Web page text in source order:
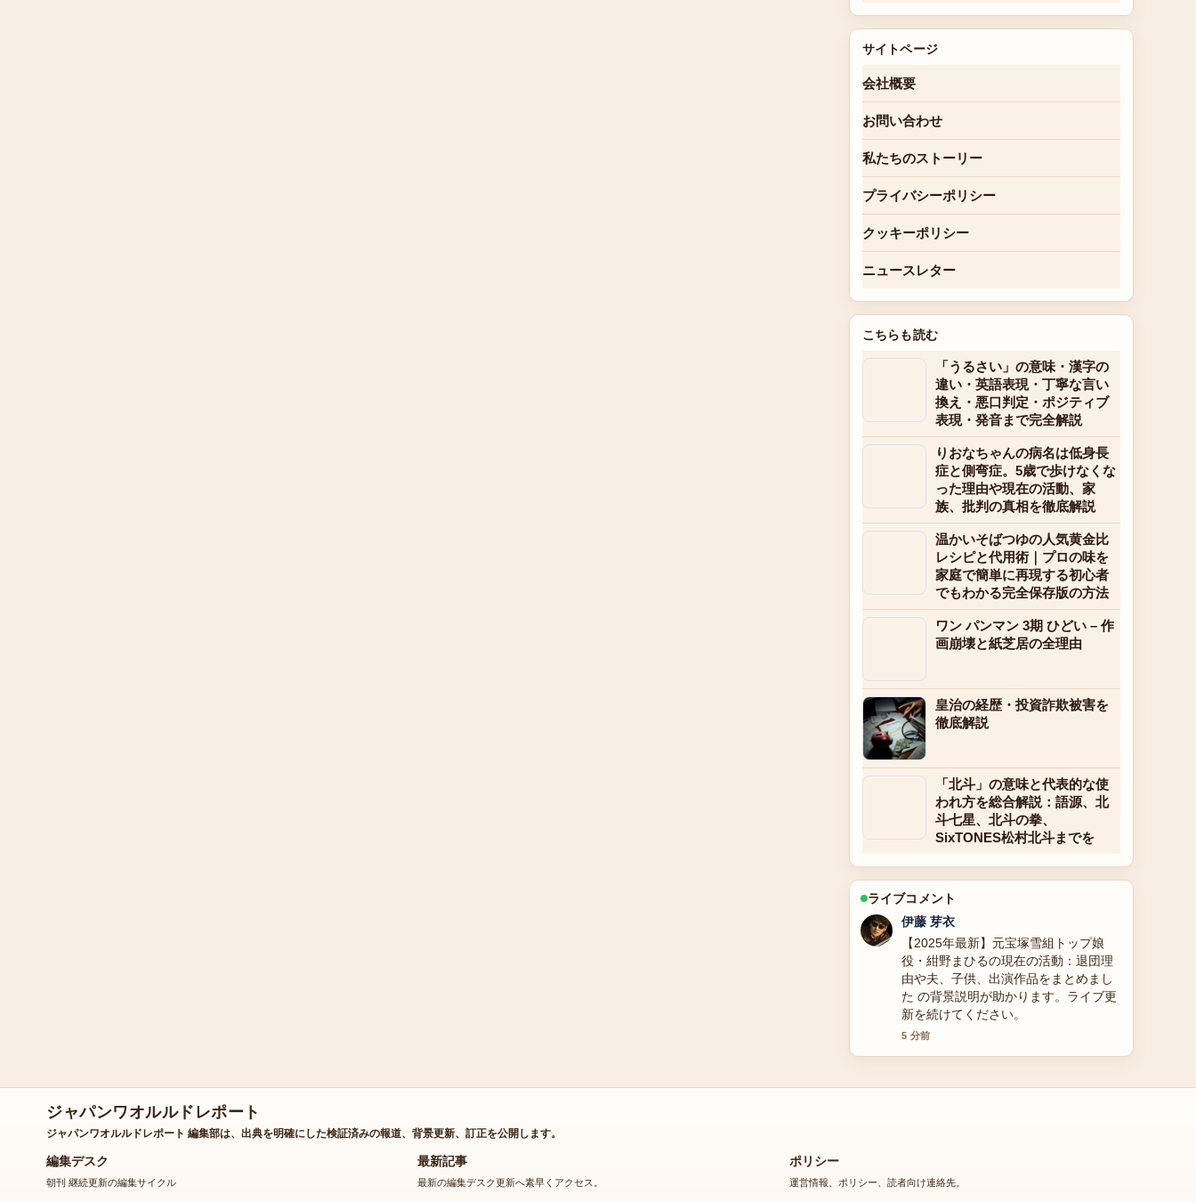
サイトページ
会社概要
お問い合わせ
私たちのストーリー
プライバシーポリシー
クッキーポリシー
ニュースレター
こちらも読む
「うるさい」の意味・漢字の
違い・英語表現・丁寧な言い
換え・悪口判定・ポジティブ
表現・発音まで完全解説
りおなちゃんの病名は低身長
症と側弯症。5歳で歩けなくな
った理由や現在の活動、家
族、批判の真相を徹底解説
温かいそばつゆの人気黄金比
レシピと代用術｜プロの味を
家庭で簡単に再現する初心者
でもわかる完全保存版の方法
ワン パンマン 3期 ひどい – 作
画崩壊と紙芝居の全理由
皇治の経歴・投資詐欺被害を
徹底解説
「北斗」の意味と代表的な使
われ方を総合解説：語源、北
斗七星、北斗の拳、
SixTONES松村北斗までを
ライブコメント
鈴木 蒼
大地康雄の現在と代表作｜年齢や結
婚、プロフィールや犯人役の深川通り
魔事件、なぜ最近見ない？を徹底解説
の報道は丁寧で、流れを追いやすいで
す。
7 分前
ジャパンワオルルドレポート
ジャパンワオルルドレポート 編集部は、出典を明確にした検証済みの報道、背景更新、訂正を公開します。
編集デスク
朝刊 継続更新の編集サイクル
最新記事
最新の編集デスク更新へ素早くアクセス。
ポリシー
運営情報、ポリシー、読者向け連絡先。